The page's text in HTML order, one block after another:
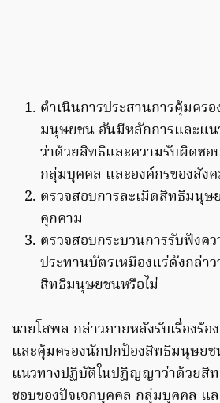
ดำเนินการประสานการคุ้มคร
มนุษยชน อันมีหลักการและ
ว่าด้วยสิทธิและความรับผิดชอ
กลุ่มบุคคล และองค์กรของสัง
ตรวจสอบการละเมิดสิทธิมนุ
คุกคาม
ตรวจสอบกระบวนการรับฟังค
ประทานบัตรเหมืองแร่ดังกล่าว
สิทธิมนุษยชนหรือไม่
นายโสพล กล่าวภายหลังรับเรื่องร้อ
และคุ้มครองนักปกป้องสิทธิมนุษย
แนวทางปฏิบัติในปฏิญญาว่าด้วยสิ
ชอบของปัจเจกบุคคล กลุ่มบุคคล แ